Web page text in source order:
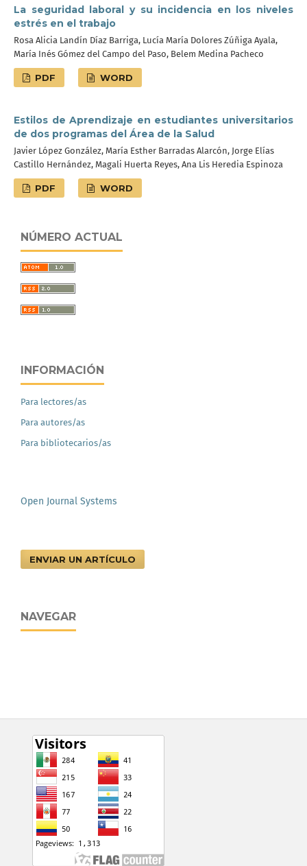
La seguridad laboral y su incidencia en los niveles
estrés en el trabajo
Rosa Alicia Landín Díaz Barriga, Lucía María Dolores Zúñiga Ayala,
María Inés Gómez del Campo del Paso, Belem Medina Pacheco
PDF WORD
Estilos de Aprendizaje en estudiantes universitarios
de dos programas del Área de la Salud
Javier López González, María Esther Barradas Alarcón, Jorge Elías
Castillo Hernández, Magali Huerta Reyes, Ana Lis Heredia Espinoza
PDF WORD
NÚMERO ACTUAL
INFORMACIÓN
Para lectores/as
Para autores/as
Para bibliotecarios/as
Open Journal Systems
ENVIAR UN ARTÍCULO
NAVEGAR